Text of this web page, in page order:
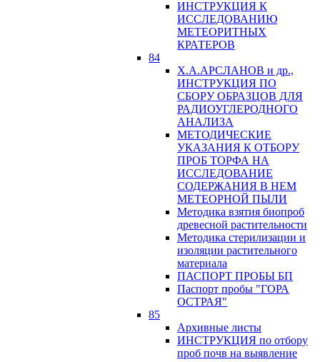
ИНСТРУКЦИЯ К
ИССЛЕДОВАНИЮ
МЕТЕОРИТНЫХ
КРАТЕРОВ
84
Х.А.АРСЛАНОВ и др.,
ИНСТРУКЦИЯ ПО
СБОРУ ОБРАЗЦОВ ДЛЯ
РАДИОУГЛЕРОДНОГО
АНАЛИЗА
МЕТОДИЧЕСКИЕ
УКАЗАНИЯ К ОТБОРУ
ПРОБ ТОРФА НА
ИССЛЕДОВАНИЕ
СОДЕРЖАНИЯ В НЕМ
МЕТЕОРНОЙ ПЫЛИ
Методика взятия биопроб
древесной растительности
Методика стерилизации и
изоляции растительного
материала
ПАСПОРТ ПРОБЫ БП
Паспорт пробы "ГОРА
ОСТРАЯ"
85
Архивные листы
ИНСТРУКЦИЯ по отбору
проб почв на выявление